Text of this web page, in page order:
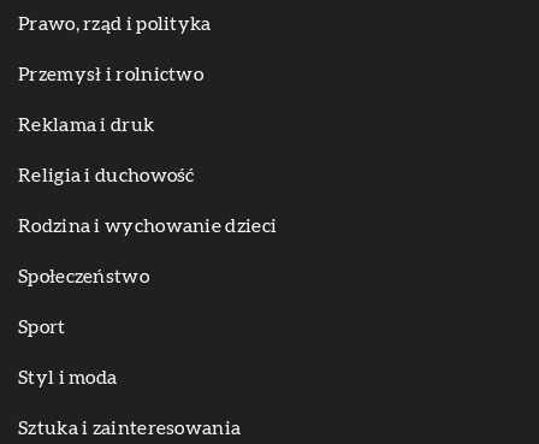
Prawo, rząd i polityka
Przemysł i rolnictwo
Reklama i druk
Religia i duchowość
Rodzina i wychowanie dzieci
Społeczeństwo
Sport
Styl i moda
Sztuka i zainteresowania